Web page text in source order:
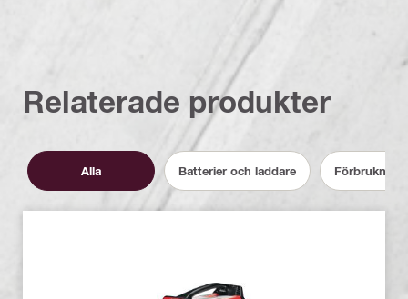
Relaterade produkter
Alla Batterier och laddare